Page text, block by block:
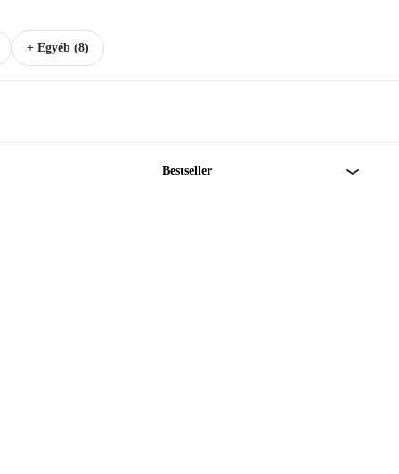
+ Egyéb (8)
Bestseller